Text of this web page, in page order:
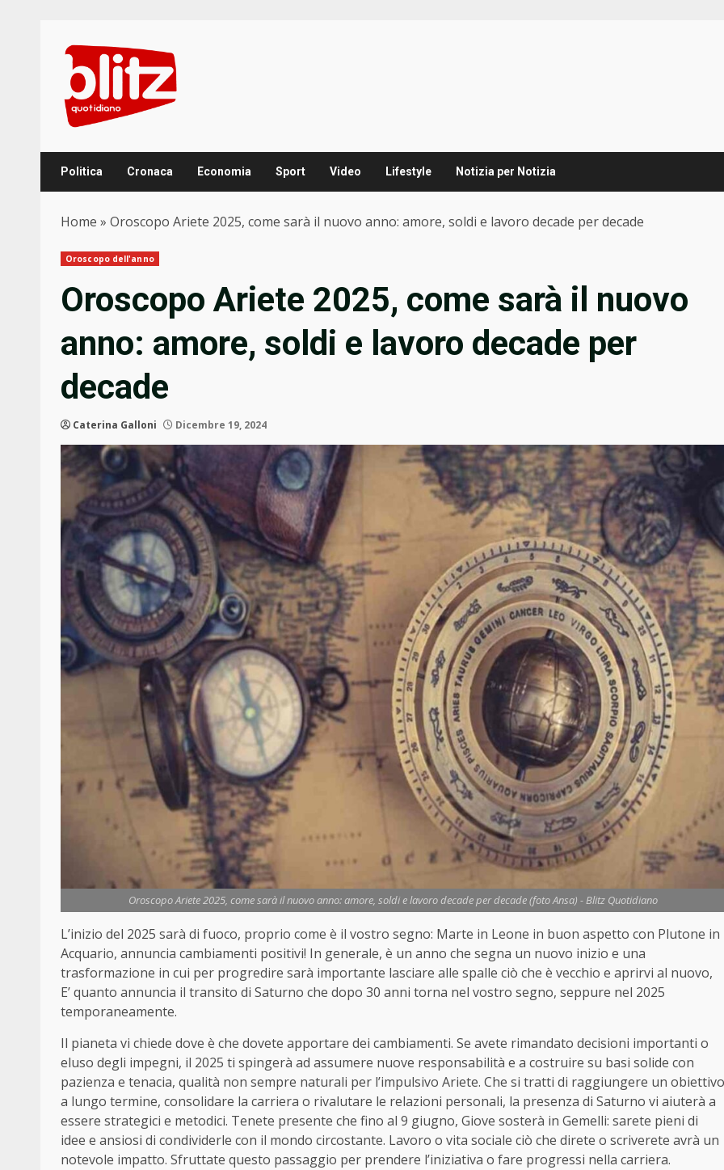
content
Politica Cronaca Economia Sport Video Lifestyle Notizia per Notizia
Home » Oroscopo Ariete 2025, come sarà il nuovo anno: amore, soldi e lavoro decade per decade
Oroscopo dell'anno
Oroscopo Ariete 2025, come sarà il nuovo
anno: amore, soldi e lavoro decade per
decade
Caterina Galloni Dicembre 19, 2024
Oroscopo Ariete 2025, come sarà il nuovo anno: amore, soldi e lavoro decade per decade (foto Ansa) - Blitz Quotidiano
L’inizio del 2025 sarà di fuoco, proprio come è il vostro segno: Marte in Leone in buon aspetto con Plutone in
Acquario, annuncia cambiamenti positivi! In generale, è un anno che segna un nuovo inizio e una
trasformazione in cui per progredire sarà importante lasciare alle spalle ciò che è vecchio e aprirvi al nuovo,
E’ quanto annuncia il transito di Saturno che dopo 30 anni torna nel vostro segno, seppure nel 2025
temporaneamente.
Il pianeta vi chiede dove è che dovete apportare dei cambiamenti. Se avete rimandato decisioni importanti o
eluso degli impegni, il 2025 ti spingerà ad assumere nuove responsabilità e a costruire su basi solide con
pazienza e tenacia, qualità non sempre naturali per l’impulsivo Ariete. Che si tratti di raggiungere un obiettivo
a lungo termine, consolidare la carriera o rivalutare le relazioni personali, la presenza di Saturno vi aiuterà a
essere strategici e metodici. Tenete presente che fino al 9 giugno, Giove sosterà in Gemelli: sarete pieni di
idee e ansiosi di condividerle con il mondo circostante. Lavoro o vita sociale ciò che direte o scriverete avrà un
notevole impatto. Sfruttate questo passaggio per prendere l’iniziativa o fare progressi nella carriera.